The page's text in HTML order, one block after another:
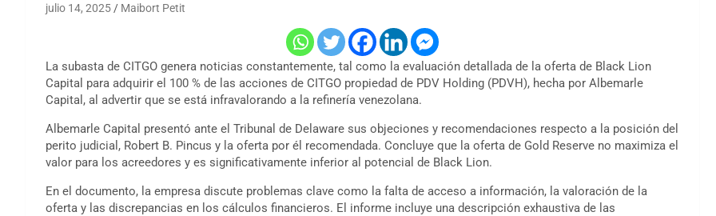
julio 14, 2025 Maibort Petit
La subasta de CITGO genera noticias constantemente, tal como la evaluación detallada de la oferta de Black Lion
Capital para adquirir el 100 % de las acciones de CITGO propiedad de PDV Holding (PDVH), hecha por Albemarle
Capital, al advertir que se está infravalorando a la refinería venezolana.
Albemarle Capital presentó ante el Tribunal de Delaware sus objeciones y recomendaciones respecto a la posición del
perito judicial, Robert B. Pincus y la oferta por él recomendada. Concluye que la oferta de Gold Reserve no maximiza el
valor para los acreedores y es significativamente inferior al potencial de Black Lion.
En el documento, la empresa discute problemas clave como la falta de acceso a información, la valoración de la
oferta y las discrepancias en los cálculos financieros. El informe incluye una descripción exhaustiva de las